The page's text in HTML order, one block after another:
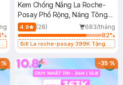
%
Kem Chống Nắng La Roche-
Posay Phổ Rộng, Nâng Tông
Kiềm Dầu 50ml
4.9 (28)
683/tháng
82%
Bill La roche-posay 399K Tặng
(SL có hạn)
% -35%